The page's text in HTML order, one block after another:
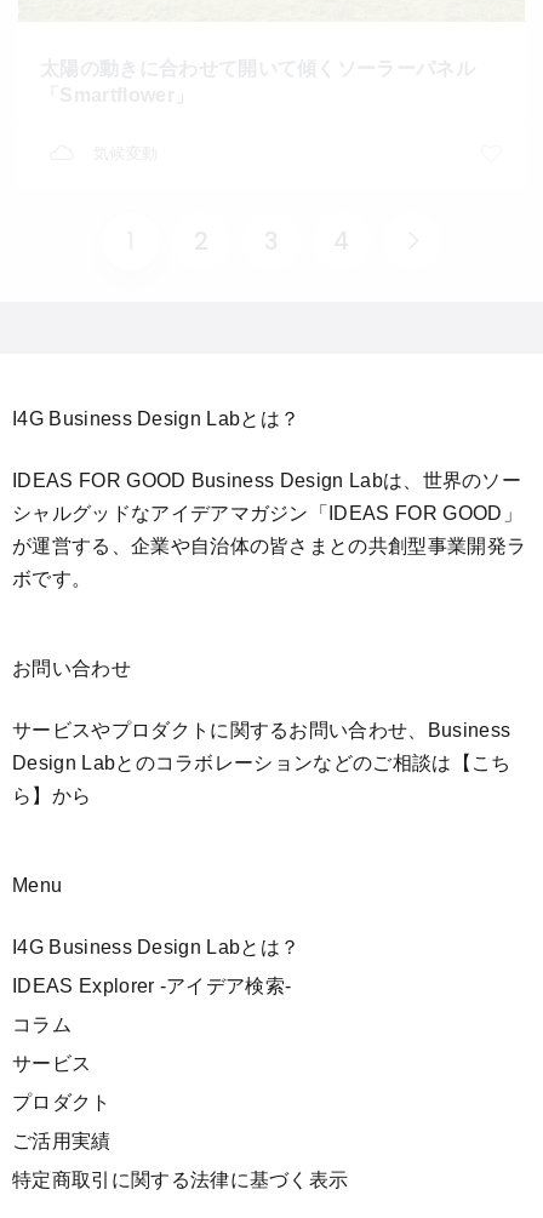
I4G Business Design Labとは？
IDEAS FOR GOOD Business Design Labは、世界のソー
シャルグッドなアイデアマガジン「IDEAS FOR GOOD」
が運営する、企業や自治体の皆さまとの共創型事業開発ラ
ボです。
お問い合わせ
サービスやプロダクトに関するお問い合わせ、Business
Design Labとのコラボレーションなどのご相談は 【こち
ら】 から
Menu
I4G Business Design Labとは？
IDEAS Explorer -アイデア検索-
コラム
サービス
プロダクト
ご活用実績
特定商取引に関する法律に基づく表示